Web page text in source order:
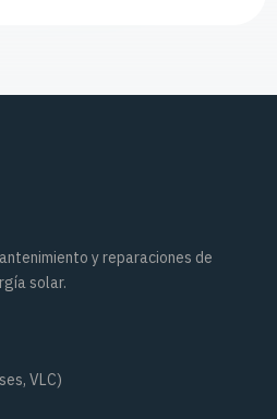
y reparaciones de
solar.
VLC)